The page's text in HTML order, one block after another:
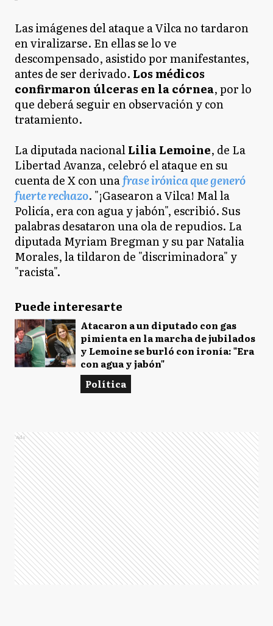
Las imágenes del ataque a Vilca no tardaron
en viralizarse. En ellas se lo ve
descompensado, asistido por manifestantes,
antes de ser derivado. Los médicos
confirmaron úlceras en la córnea, por lo
que deberá seguir en observación y con
tratamiento.
La diputada nacionalLilia Lemoine, de La
Libertad Avanza, celebró el ataque en su
cuenta de X con unafrase irónica que generó
fuerte rechazo. "¡Gasearon a Vilca! Mal la
Policía, era con agua y jabón", escribió. Sus
palabras desataron una ola de repudios. La
diputada Myriam Bregman y su par Natalia
Morales, la tildaron de "discriminadora" y
"racista".
Puede interesarte
Atacaron a un diputado con gas
pimienta en la marcha de jubilados
y Lemoine se burló con ironía: "Era
con agua y jabón"
Política
Ads